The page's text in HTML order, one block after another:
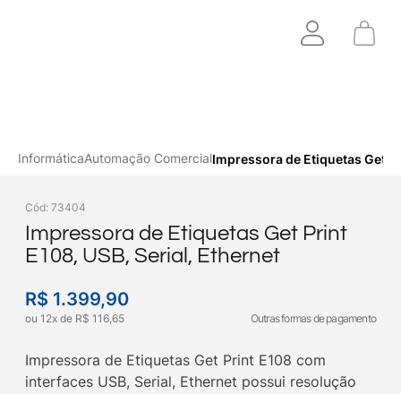
InformáticaAutomação ComercialImpressora de Etiquetas Get
Cód: 73404
Impressora de Etiquetas Get Print
E108, USB, Serial, Ethernet
R$ 1.399,90
ou 12x de R$ 116,65 Outras formas de pagamento
Impressora de Etiquetas Get Print E108 com
interfaces USB, Serial, Ethernet possui resolução